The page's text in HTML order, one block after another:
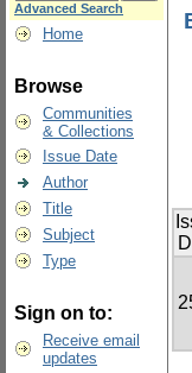
Advanced Search
Home
Browse
Communities
& Collections
Issue Date
Author
Title
Subject
Type
Sign on to:
Receive email
updates